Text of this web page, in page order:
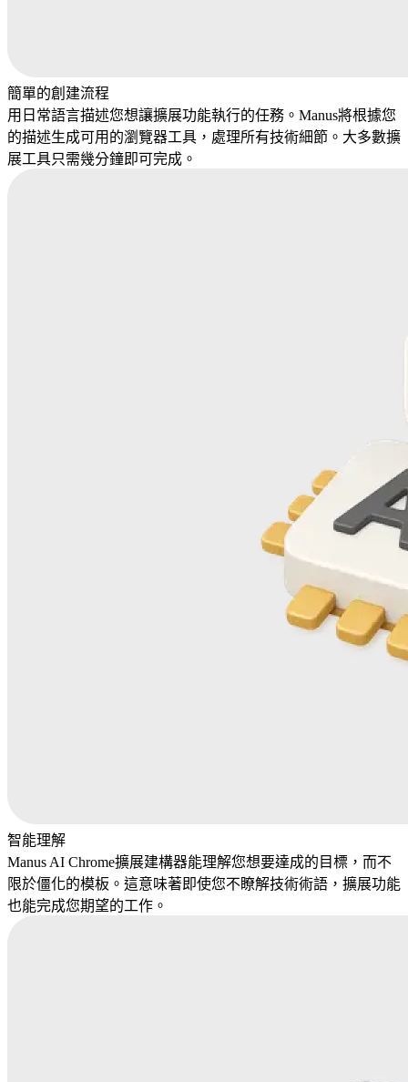
簡單的創建流程
用日常語言描述您想讓擴展功能執行的任務。Manus將根據您
的描述生成可用的瀏覽器工具，處理所有技術細節。大多數擴
展工具只需幾分鐘即可完成。
智能理解
Manus AI Chrome擴展建構器能理解您想要達成的目標，而不
限於僵化的模板。這意味著即使您不瞭解技術術語，擴展功能
也能完成您期望的工作。